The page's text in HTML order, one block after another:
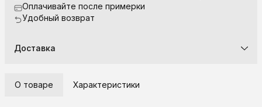
Оплачивайте после примерки
Удобный возврат
Доставка
О товаре Характеристики